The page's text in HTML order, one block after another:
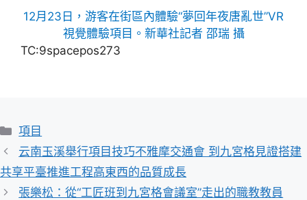
12月23日，游客在街區內體驗“夢回年夜唐亂世”VR
視覺體驗項目。新華社記者 邵瑞 攝
TC:9spacepos273
分
類
項目
云南玉溪舉行項目技巧不雅摩交通會 到九宮格見證搭建
共享平臺推進工程高東西的品質成長
張樂松：從“工匠班到九宮格會議室”走出的職教教員